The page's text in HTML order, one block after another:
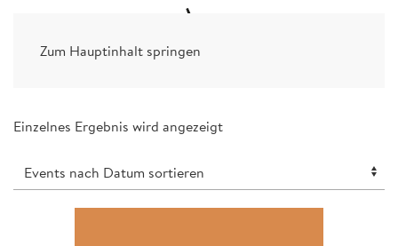
Zum Hauptinhalt springen
Einzelnes Ergebnis wird angezeigt